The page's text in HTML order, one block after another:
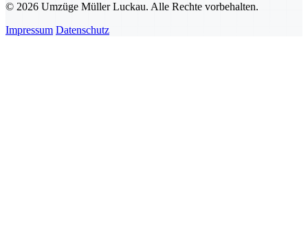
© 2026 Umzüge Müller Luckau. Alle Rechte vorbehalten.
Impressum Datenschutz